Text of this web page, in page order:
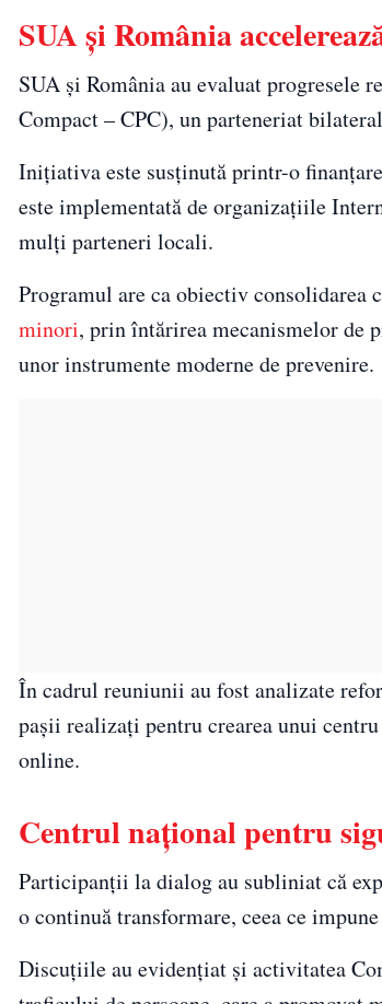
SUA și România
SUA și România au evaluat progresele
Compact – CPC), un parteneriat
Inițiativa este susținută printr-o
este implementată de organizațiile
mulți parteneri locali.
Programul are ca obiectiv
minori, prin întărirea mecanismelor de
unor instrumente moderne de prevenire.
În cadrul reuniunii au fost analizate
pașii realizați pentru crearea unui
online.
Centrul național pentru
Participanții la dialog au subliniat că
o continuă transformare, ceea ce
Discuțiile au evidențiat și activitatea